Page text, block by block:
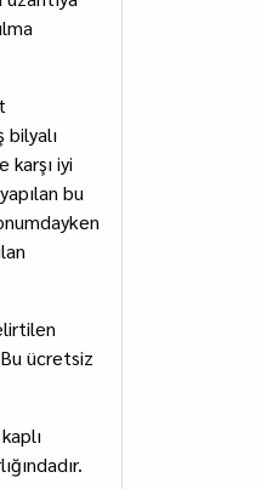
iyi
bu
ücretsiz